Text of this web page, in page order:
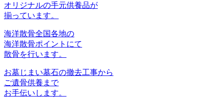
オリジナルの手元供養品が
揃っています。
海洋散骨全国各地の
海洋散骨ポイントにて
散骨を行います。
お墓じまい墓石の撤去工事から
ご遺骨供養まで
お手伝いします。